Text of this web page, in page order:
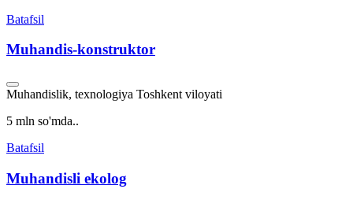
Batafsil
Muhandis-konstruktor
Muhandislik, texnologiya Toshkent viloyati
5 mln so'mda..
Batafsil
Muhandisli ekolog